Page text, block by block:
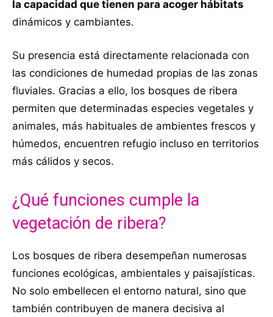
la capacidad que tienen para acoger hábitats
dinámicos y cambiantes.
Su presencia está directamente relacionada con
las condiciones de humedad propias de las zonas
fluviales. Gracias a ello, los bosques de ribera
permiten que determinadas especies vegetales y
animales, más habituales de ambientes frescos y
húmedos, encuentren refugio incluso en territorios
más cálidos y secos.
¿Qué funciones cumple la
vegetación de ribera?
Los bosques de ribera desempeñan numerosas
funciones ecológicas, ambientales y paisajísticas.
No solo embellecen el entorno natural, sino que
también contribuyen de manera decisiva al